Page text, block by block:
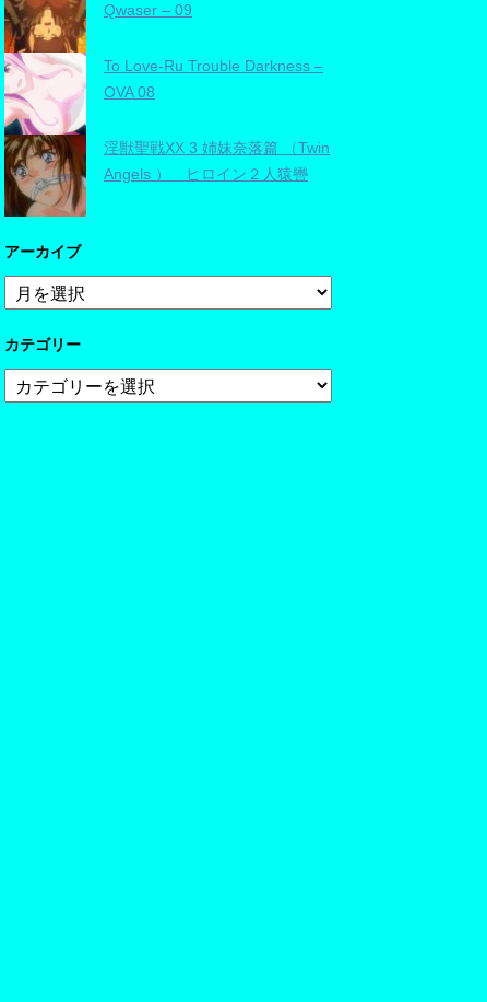
Qwaser – 09
To Love-Ru Trouble Darkness –
OVA 08
淫獣聖戦XX 3 姉妹奈落篇 （Twin
Angels ） ヒロイン２人猿轡
アーカイブ
ア
ー
イ
カテゴリー
テ